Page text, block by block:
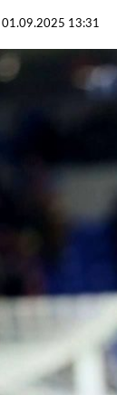
01.09.2025 13:31